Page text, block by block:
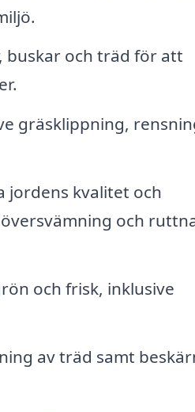
buskar och träd för att
gräsklippning,
kvalitet och
och
och frisk, inklusive
av träd samt